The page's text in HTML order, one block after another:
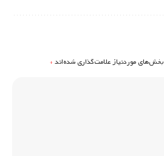
بخش‌های موردنیاز علامت‌گذاری شده‌اند*